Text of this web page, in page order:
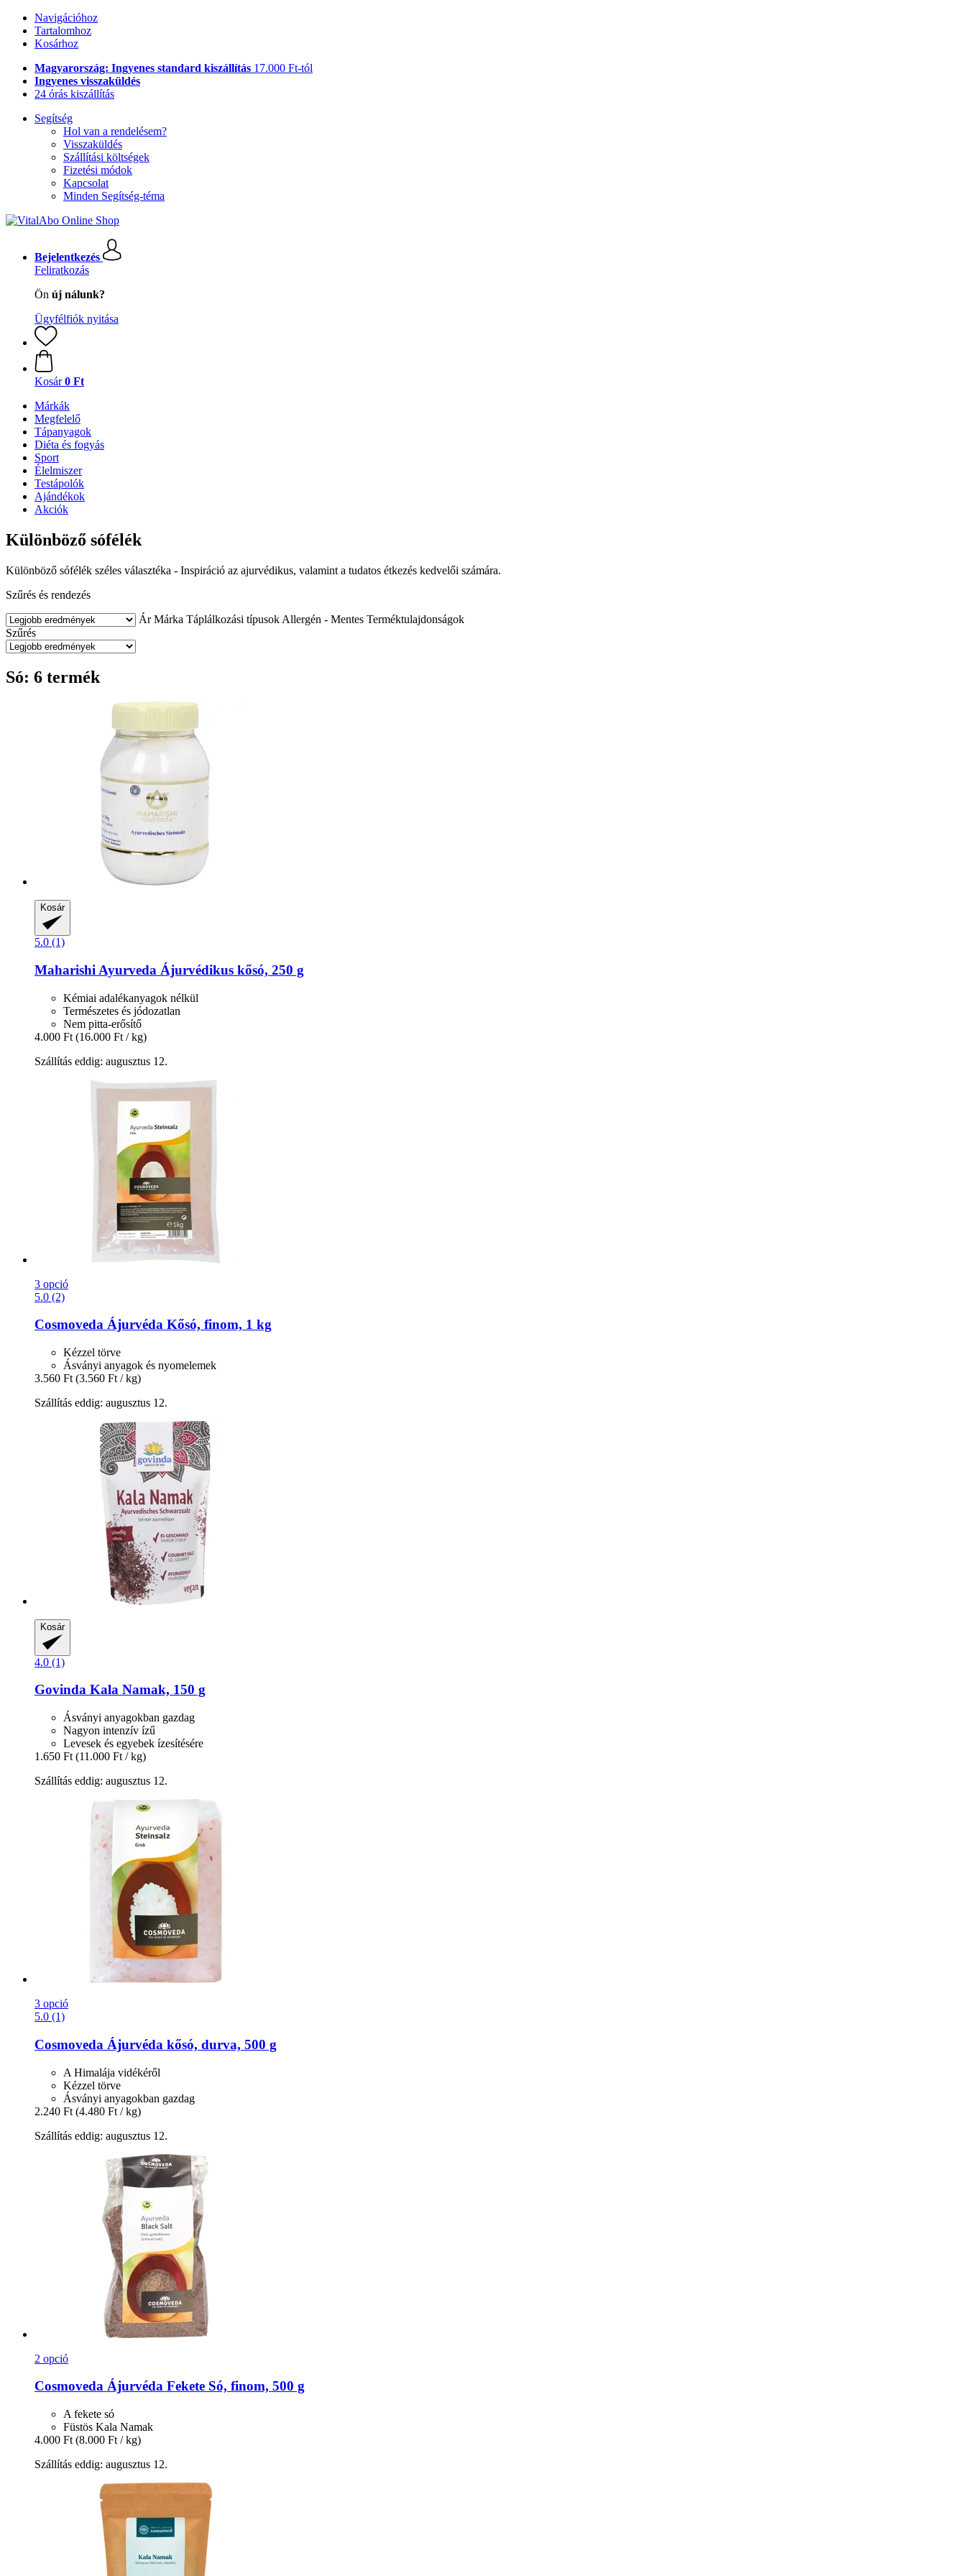
Navigációhoz
Tartalomhoz
Kosárhoz
Magyarország: Ingyenes standard kiszállítás 17.000 Ft-tól
Ingyenes visszaküldés
24 órás kiszállítás
Segítség
Hol van a rendelésem?
Visszaküldés
Szállítási költségek
Fizetési módok
Kapcsolat
Minden Segítség-téma
Bejelentkezés
Feliratkozás
Ön új nálunk?
Ügyfélfiók nyitása
Kosár 0 Ft
Márkák
Megfelelő
Tápanyagok
Diéta és fogyás
Sport
Élelmiszer
Testápolók
Ajándékok
Akciók
Különböző sófélék
Különböző sófélék széles választéka - Inspiráció az ajurvédikus, valamint a tudatos étkezés kedvelői számára.
Szűrés és rendezés
Ár Márka Táplálkozási típusok Allergén - Mentes Terméktulajdonságok
Szűrés
Só: 6 termék
Kosár
5.0 (1)
Maharishi Ayurveda Ájurvédikus kősó, 250 g
Kémiai adalékanyagok nélkül
Természetes és jódozatlan
Nem pitta-erősítő
4.000 Ft (16.000 Ft / kg)
Szállítás eddig: augusztus 12.
3 opció
5.0 (2)
Cosmoveda Ájurvéda Kősó, finom, 1 kg
Kézzel törve
Ásványi anyagok és nyomelemek
3.560 Ft (3.560 Ft / kg)
Szállítás eddig: augusztus 12.
Kosár
4.0 (1)
Govinda Kala Namak, 150 g
Ásványi anyagokban gazdag
Nagyon intenzív ízű
Levesek és egyebek ízesítésére
1.650 Ft (11.000 Ft / kg)
Szállítás eddig: augusztus 12.
3 opció
5.0 (1)
Cosmoveda Ájurvéda kősó, durva, 500 g
A Himalája vidékéről
Kézzel törve
Ásványi anyagokban gazdag
2.240 Ft (4.480 Ft / kg)
Szállítás eddig: augusztus 12.
2 opció
Cosmoveda Ájurvéda Fekete Só, finom, 500 g
A fekete só
Füstös Kala Namak
4.000 Ft (8.000 Ft / kg)
Szállítás eddig: augusztus 12.